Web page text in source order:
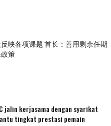
映各项课题 首长：善用剩余任期
策
jalin kerjasama dengan syarikat
tingkat prestasi pemain